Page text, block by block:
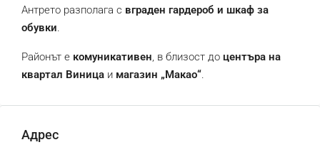
Антрето разполага с вграден гардероб и шкаф за
обувки.
Районът е комуникативен, в близост до центъра на
квартал Виница и магазин „Макао“.
Адрес